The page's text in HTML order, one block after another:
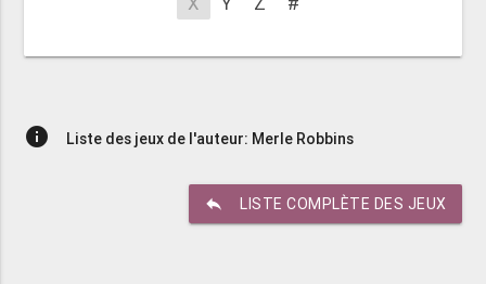
info Liste des jeux de l'auteur: Merle Robbins
reply LISTE COMPLÈTE DES JEUX